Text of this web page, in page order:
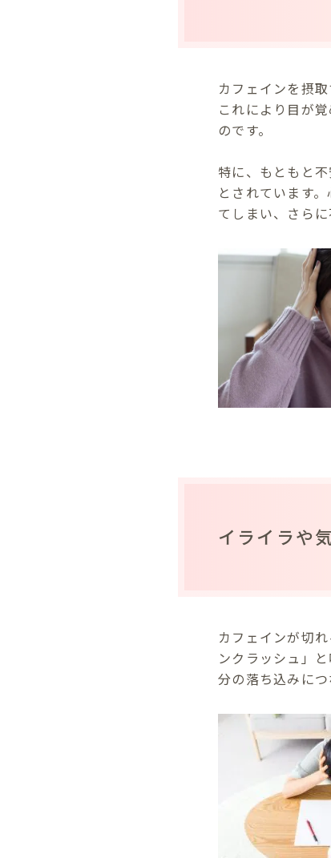
カフェインを摂
これにより目が
のです。
特に、もともと
とされています
てしまい、さら
イライラや
カフェインが切
ンクラッシュ」
分の落ち込みに